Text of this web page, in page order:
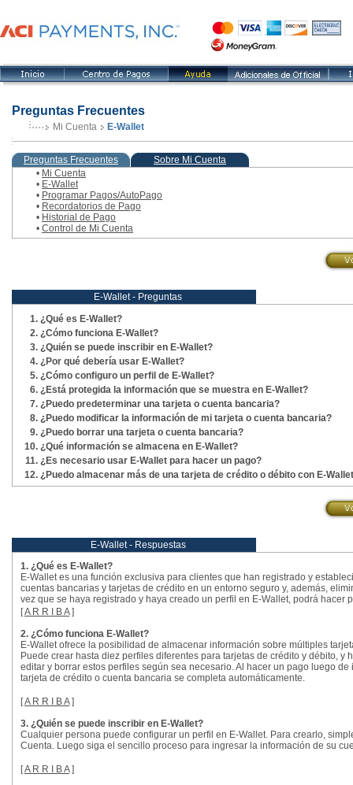
Preguntas Frecuentes
Mi Cuenta E-Wallet
Preguntas Frecuentes
Sobre Mi Cuenta
• Mi Cuenta
• E-Wallet
• Programar Pagos/AutoPago
• Recordatorios de Pago
• Historial de Pago
• Control de Mi Cuenta
E-Wallet - Preguntas
¿Qué es E-Wallet?
¿Cómo funciona E-Wallet?
¿Quién se puede inscribir en E-Wallet?
¿Por qué debería usar E-Wallet?
¿Cómo configuro un perfil de E-Wallet?
¿Está protegida la información que se muestra en E-Wallet?
¿Puedo predeterminar una tarjeta o cuenta bancaria?
¿Puedo modificar la información de mi tarjeta o cuenta bancaria?
¿Puedo borrar una tarjeta o cuenta bancaria?
¿Qué información se almacena en E-Wallet?
¿Es necesario usar E-Wallet para hacer un pago?
¿Puedo almacenar más de una tarjeta de crédito o débito con E-
E-Wallet - Respuestas
1. ¿Qué es E-Wallet?
E-Wallet es una función exclusiva para clientes que han registrado y
cuentas bancarias y tarjetas de crédito en un entorno seguro y, además,
vez que se haya registrado y haya creado un perfil en E-Wallet, podrá
[A R R I B A]
2. ¿Cómo funciona E-Wallet?
E-Wallet ofrece la posibilidad de almacenar información sobre múltiples
Puede crear hasta diez perfiles diferentes para tarjetas de crédito y débito,
editar y borrar estos perfiles según sea necesario. Al hacer un pago luego
tarjeta de crédito o cuenta bancaria se completa automáticamente.
[A R R I B A]
3. ¿Quién se puede inscribir en E-Wallet?
Cualquier persona puede configurar un perfil en E-Wallet. Para crearlo,
Cuenta. Luego siga el sencillo proceso para ingresar la información de su
[A R R I B A]